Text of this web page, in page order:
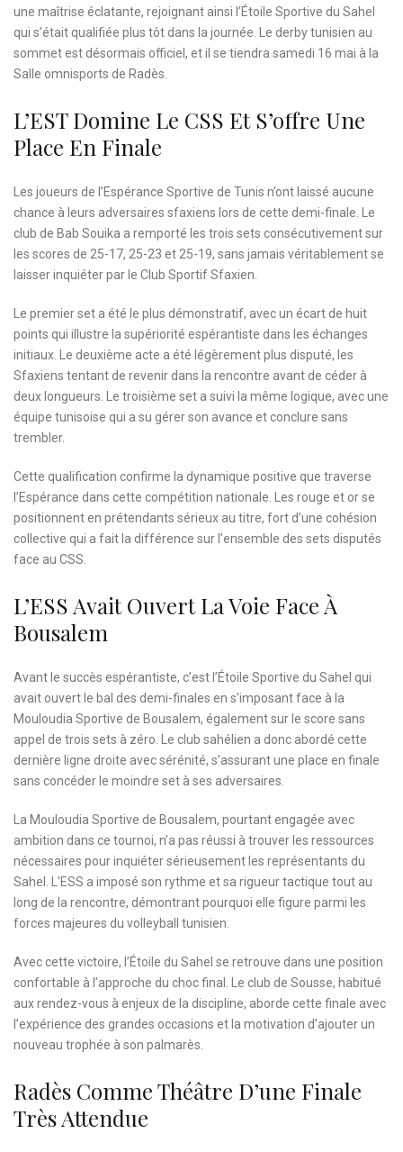
une maîtrise éclatante, rejoignant ainsi l’Étoile Sportive du Sahel
qui s’était qualifiée plus tôt dans la journée. Le derby tunisien au
sommet est désormais officiel, et il se tiendra samedi 16 mai à la
Salle omnisports de Radès.
L’EST Domine Le CSS Et S’offre Une
Place En Finale
Les joueurs de l’Espérance Sportive de Tunis n’ont laissé aucune
chance à leurs adversaires sfaxiens lors de cette demi-finale. Le
club de Bab Souika a remporté les trois sets consécutivement sur
les scores de 25-17, 25-23 et 25-19, sans jamais véritablement se
laisser inquiéter par le Club Sportif Sfaxien.
Le premier set a été le plus démonstratif, avec un écart de huit
points qui illustre la supériorité espérantiste dans les échanges
initiaux. Le deuxième acte a été légèrement plus disputé, les
Sfaxiens tentant de revenir dans la rencontre avant de céder à
deux longueurs. Le troisième set a suivi la même logique, avec une
équipe tunisoise qui a su gérer son avance et conclure sans
trembler.
Cette qualification confirme la dynamique positive que traverse
l’Espérance dans cette compétition nationale. Les rouge et or se
positionnent en prétendants sérieux au titre, fort d’une cohésion
collective qui a fait la différence sur l’ensemble des sets disputés
face au CSS.
L’ESS Avait Ouvert La Voie Face À
Bousalem
Avant le succès espérantiste, c’est l’Étoile Sportive du Sahel qui
avait ouvert le bal des demi-finales en s’imposant face à la
Mouloudia Sportive de Bousalem, également sur le score sans
appel de trois sets à zéro. Le club sahélien a donc abordé cette
dernière ligne droite avec sérénité, s’assurant une place en finale
sans concéder le moindre set à ses adversaires.
La Mouloudia Sportive de Bousalem, pourtant engagée avec
ambition dans ce tournoi, n’a pas réussi à trouver les ressources
nécessaires pour inquiéter sérieusement les représentants du
Sahel. L’ESS a imposé son rythme et sa rigueur tactique tout au
long de la rencontre, démontrant pourquoi elle figure parmi les
forces majeures du volleyball tunisien.
Avec cette victoire, l’Étoile du Sahel se retrouve dans une position
confortable à l’approche du choc final. Le club de Sousse, habitué
aux rendez-vous à enjeux de la discipline, aborde cette finale avec
l’expérience des grandes occasions et la motivation d’ajouter un
nouveau trophée à son palmarès.
Radès Comme Théâtre D’une Finale
Très Attendue